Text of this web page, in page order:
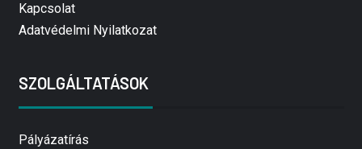
Kapcsolat
Adatvédelmi Nyilatkozat
SZOLGÁLTATÁSOK
Pályázatírás